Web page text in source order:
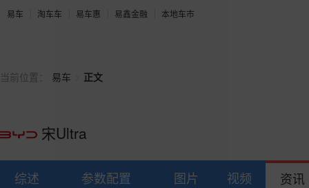
易车 淘车车 易车惠 易鑫金融 本地车市
当前位置： 易车 正文
宋Ultra
综述 参数配置 图片 视频 资讯